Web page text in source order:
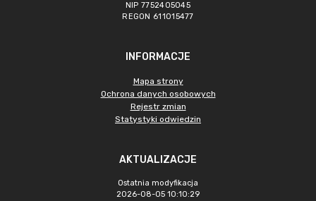
NIP 7752405045
REGON 611015477
INFORMACJE
Mapa strony
Ochrona danych osobowych
Rejestr zmian
Statystyki odwiedzin
AKTUALIZACJE
Ostatnia modyfikacja
2026-08-05 10:10:29